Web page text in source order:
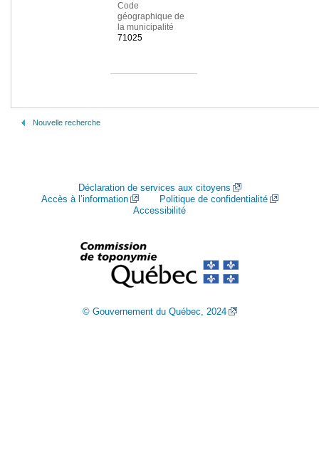
Code
géographique de
la municipalité
71025
Nouvelle recherche
Déclaration de services aux citoyens
Accès à l’information
Politique de confidentialité
Accessibilité
© Gouvernement du Québec, 2024